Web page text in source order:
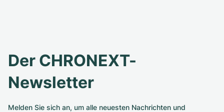
Der CHRONEXT-
Newsletter
Melden Sie sich an, um alle neuesten Nachrichten und